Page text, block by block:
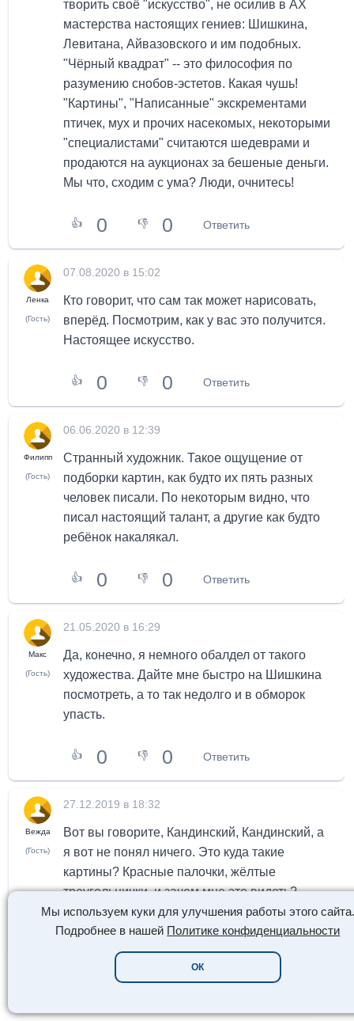
Мы используем куки для улучшения работы этого сайта.
Подробнее в нашей Политике конфиденциальности
ОК
творить своё "искусство", не осилив в АХ
мастерства настоящих гениев: Шишкина,
Левитана, Айвазовского и им подобных.
"Чёрный квадрат" -- это философия по
разумению снобов-эстетов. Какая чушь!
"Картины", "Написанные" экскрементами
птичек, мух и прочих насекомых, некоторыми
"специалистами" считаются шедеврами и
продаются на аукционах за бешеные деньги.
Мы что, сходим с ума? Люди, очнитесь!
👍 0 👎 0 Ответить
Ленка
(Гость)
07.08.2020 в 15:02
Кто говорит, что сам так может нарисовать,
вперёд. Посмотрим, как у вас это получится.
Настоящее искусство.
👍 0 👎 0 Ответить
Филипп
(Гость)
06.06.2020 в 12:39
Странный художник. Такое ощущение от
подборки картин, как будто их пять разных
человек писали. По некоторым видно, что
писал настоящий талант, а другие как будто
ребёнок накалякал.
👍 0 👎 0 Ответить
Макс
(Гость)
21.05.2020 в 16:29
Да, конечно, я немного обалдел от такого
художества. Дайте мне быстро на Шишкина
посмотреть, а то так недолго и в обморок
упасть.
👍 0 👎 0 Ответить
Вежда
(Гость)
27.12.2019 в 18:32
Вот вы говорите, Кандинский, Кандинский, а
я вот не понял ничего. Это куда такие
картины? Красные палочки, жёлтые
треугольнички, и зачем мне это видеть?
👍 0 👎 0 Ответить